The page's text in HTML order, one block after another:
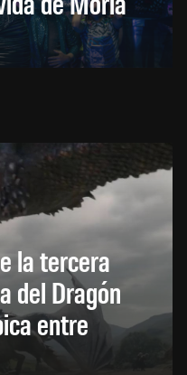
la tercera
del Dragón
entre